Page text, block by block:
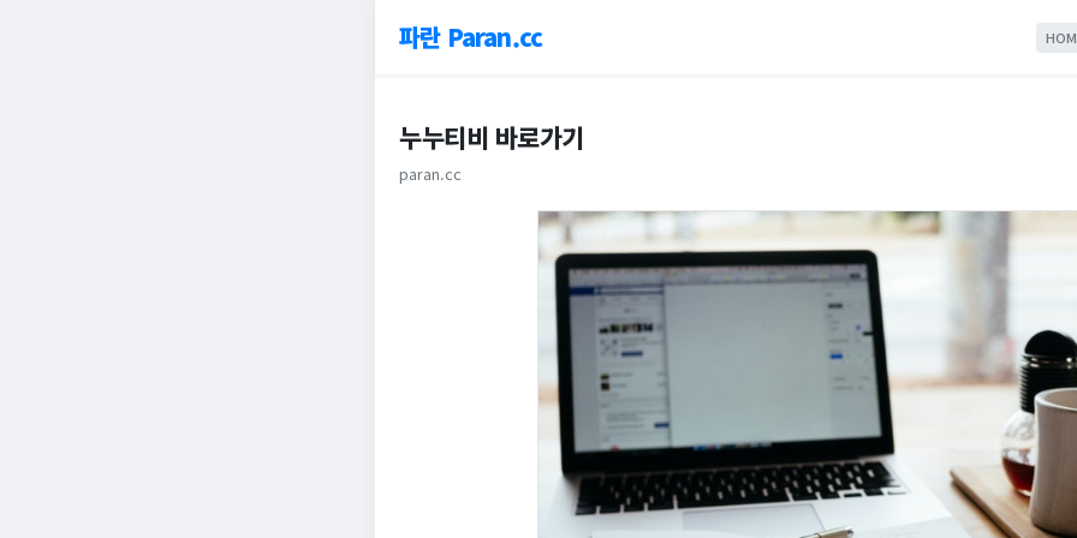
파란 Paran.cc
누누티비 바로가기
paran.cc